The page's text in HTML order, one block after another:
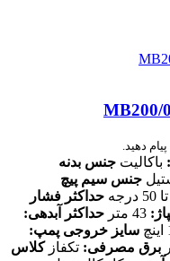
دهید.
: باکالیت جنس بدنه
جنس سیم پیچ
حداکثر فشار
: حداکثر آبدهی:
سایز خروجی پمپ:
برق مصرفی: تکفازکلاس